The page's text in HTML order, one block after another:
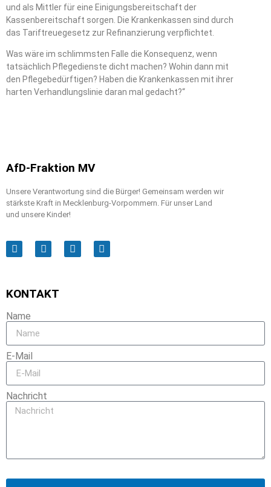
und als Mittler für eine Einigungsbereitschaft der
Kassenbereitschaft sorgen. Die Krankenkassen sind durch
das Tariftreuegesetz zur Refinanzierung verpflichtet.
Was wäre im schlimmsten Falle die Konsequenz, wenn
tatsächlich Pflegedienste dicht machen? Wohin dann mit
den Pflegebedürftigen? Haben die Krankenkassen mit ihrer
harten Verhandlungslinie daran mal gedacht?“
AfD-Fraktion MV
Unsere Verantwortung sind die Bürger! Gemeinsam werden wir
stärkste Kraft in Mecklenburg-Vorpommern. Für unser Land
und unsere Kinder!
KONTAKT
Name
E-Mail
Nachricht